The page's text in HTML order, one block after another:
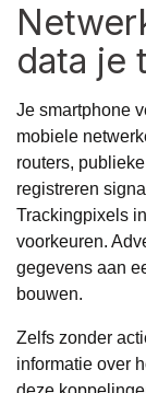
data je
Je smartphone
mobiele
routers,
registreren
Trackingpixels
voorkeuren.
gegevens aan
bouwen.
Zelfs zonder
informatie over